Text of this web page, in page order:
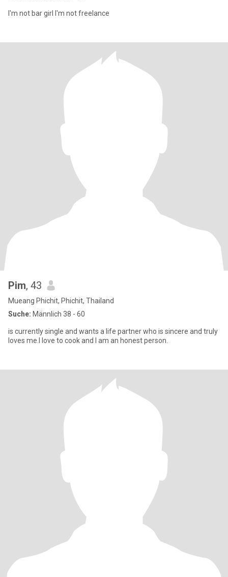
I'm not bar girl I'm not freelance
Pim, 43
Mueang Phichit, Phichit, Thailand
Suche: Männlich 38 - 60
is currently single and wants a life partner who is sincere and truly
loves me.I love to cook and I am an honest person.